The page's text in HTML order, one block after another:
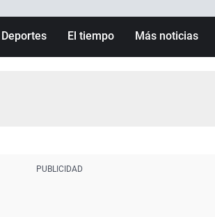
Deportes El tiempo Más noticias